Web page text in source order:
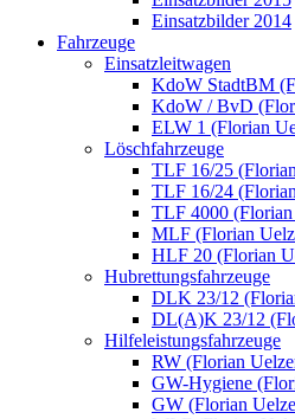
Einsatzbilder 2014
Fahrzeuge
Einsatzleitwagen
KdoW StadtBM
KdoW / BvD
ELW 1 (Florian
Löschfahrzeuge
TLF 16/25
TLF 16/24
TLF 4000
MLF (Florian
HLF 20 (Florian
Hubrettungsfahrzeuge
DLK 23/12
DL(A)K 23/12
Hilfeleistungsfahrzeuge
RW (Florian
GW-Hygiene
GW (Florian